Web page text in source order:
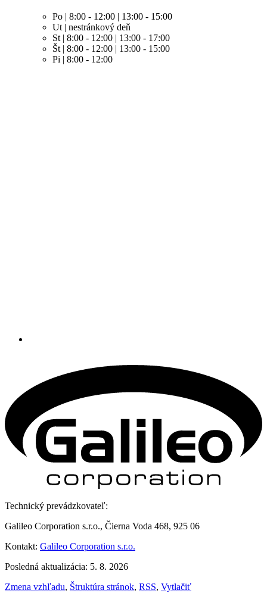
Po | 8:00 - 12:00 | 13:00 - 15:00
Ut | nestránkový deň
St | 8:00 - 12:00 | 13:00 - 17:00
Št | 8:00 - 12:00 | 13:00 - 15:00
Pi | 8:00 - 12:00
Technický prevádzkovateľ:
Galileo Corporation s.r.o., Čierna Voda 468, 925 06
Kontakt: Galileo Corporation s.r.o.
Posledná aktualizácia: 5. 8. 2026
Zmena vzhľadu, Štruktúra stránok, RSS, Vytlačiť